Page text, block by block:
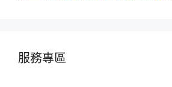
服務專區